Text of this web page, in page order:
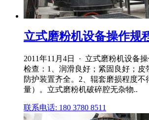
立式磨粉机设备操作规
2011年11月4日 · 立式磨粉机设备
检查：1、润滑良好；紧固良好；皮
防护装置齐全。2、辊套磨损程度不
量）。立式磨粉机破碎腔无杂物..
联系电话: 180 3780 8511